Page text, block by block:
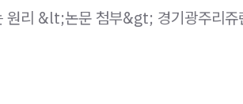
원리 &lt;논문 첨부&gt; 경기광주리쥬